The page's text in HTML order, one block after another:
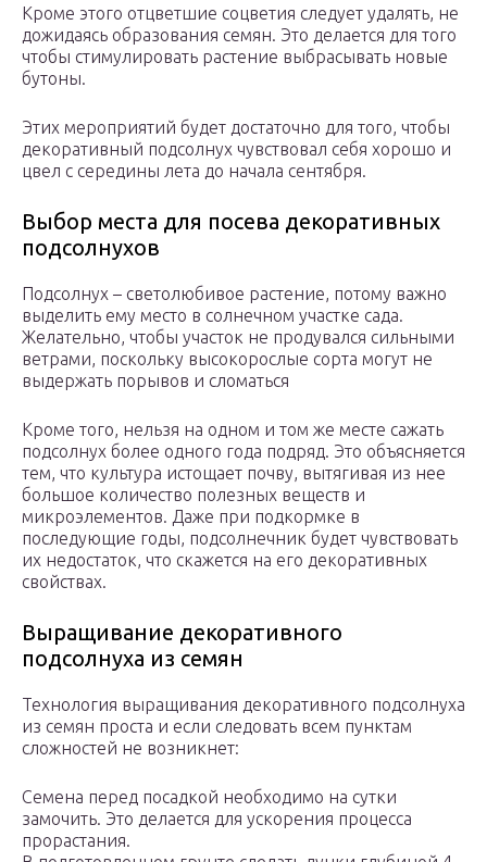
Кроме этого отцветшие соцветия следует удалять, не
дожидаясь образования семян. Это делается для того
чтобы стимулировать растение выбрасывать новые
бутоны.
Этих мероприятий будет достаточно для того, чтобы
декоративный подсолнух чувствовал себя хорошо и
цвел с середины лета до начала сентября.
Выбор места для посева декоративных
подсолнухов
Подсолнух – светолюбивое растение, потому важно
выделить ему место в солнечном участке сада.
Желательно, чтобы участок не продувался сильными
ветрами, поскольку высокорослые сорта могут не
выдержать порывов и сломаться
Кроме того, нельзя на одном и том же месте сажать
подсолнух более одного года подряд. Это объясняется
тем, что культура истощает почву, вытягивая из нее
большое количество полезных веществ и
микроэлементов. Даже при подкормке в
последующие годы, подсолнечник будет чувствовать
их недостаток, что скажется на его декоративных
свойствах.
Выращивание декоративного
подсолнуха из семян
Технология выращивания декоративного подсолнуха
из семян проста и если следовать всем пунктам
сложностей не возникнет:
Семена перед посадкой необходимо на сутки
замочить. Это делается для ускорения процесса
прорастания.